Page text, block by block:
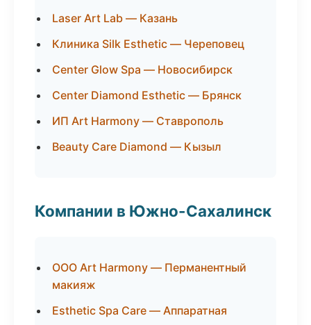
Laser Art Lab — Казань
Клиника Silk Esthetic — Череповец
Center Glow Spa — Новосибирск
Center Diamond Esthetic — Брянск
ИП Art Harmony — Ставрополь
Beauty Care Diamond — Кызыл
Компании в Южно-Сахалинск
ООО Art Harmony — Перманентный
макияж
Esthetic Spa Care — Аппаратная